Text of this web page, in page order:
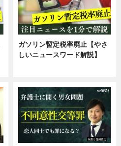
ガソリン暫定税率廃止【やさ
しいニュースワード解説】